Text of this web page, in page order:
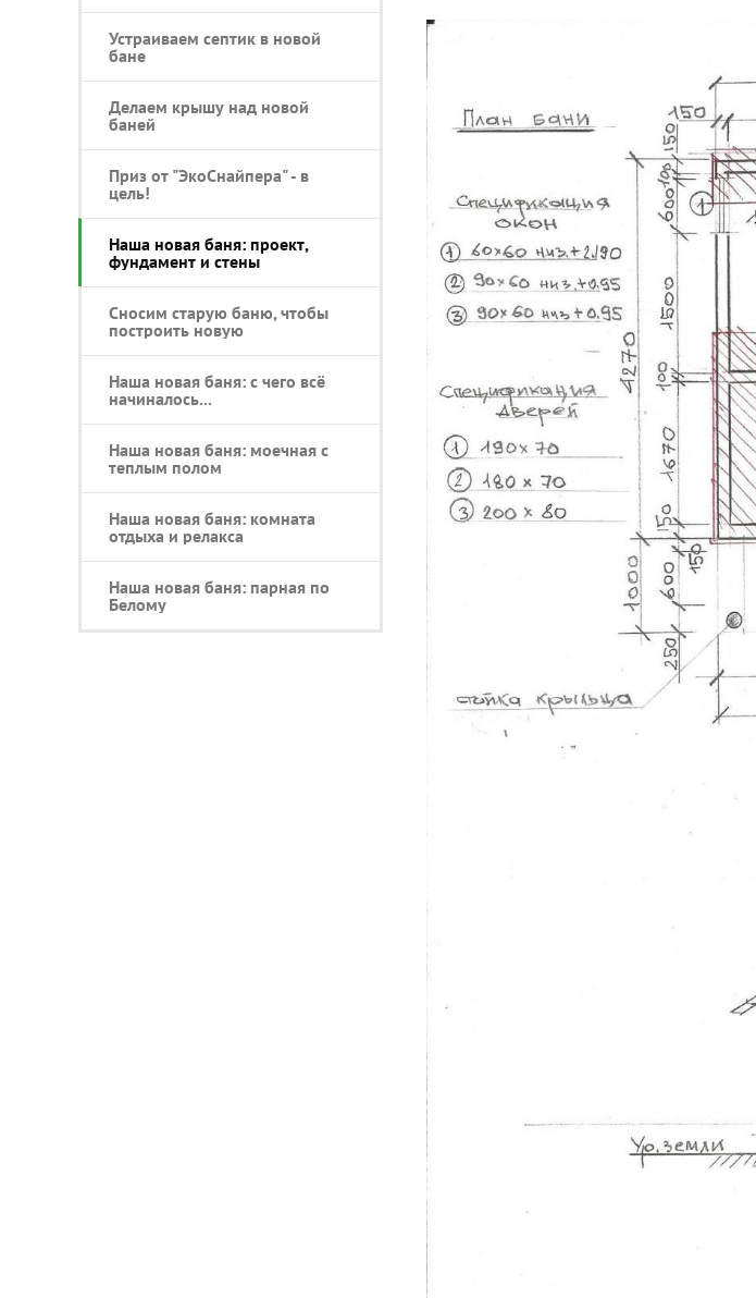
Устраиваем септик в новой
бане
Делаем крышу над новой
баней
Приз от "ЭкоСнайпера" - в
цель!
Наша новая баня: проект,
фундамент и стены
Сносим старую баню, чтобы
построить новую
Наша новая баня: с чего всё
начиналось...
Наша новая баня: моечная с
теплым полом
Наша новая баня: комната
отдыха и релакса
Наша новая баня: парная по
Белому